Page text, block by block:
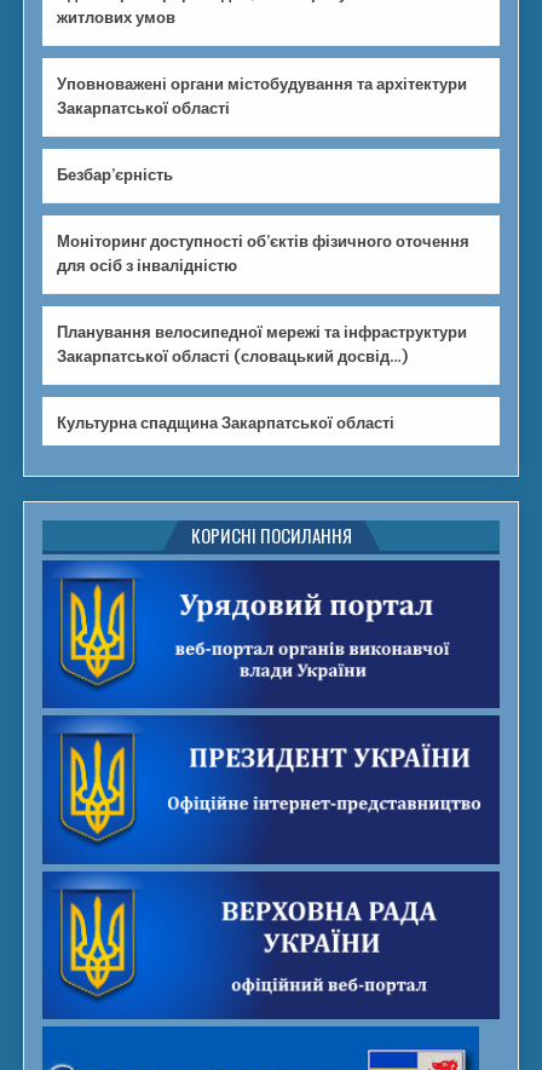
житлових умов
Уповноважені органи містобудування та архітектури
Закарпатської області
Безбар’єрність
Моніторинг доступності об’єктів фізичного оточення
для осіб з інвалідністю
Планування велосипедної мережі та інфраструктури
Закарпатської області (словацький досвід…)
Культурна спадщина Закарпатської області
КОРИСНІ ПОСИЛАННЯ